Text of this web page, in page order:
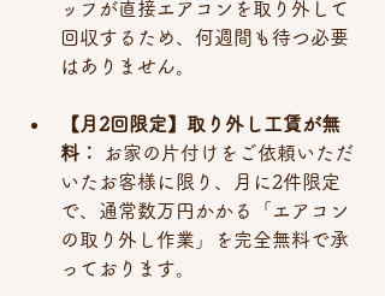
ッフが直接エアコンを取り外して
回収するため、何週間も待つ必要
はありません。
【月2回限定】取り外し工賃が無
料：
お家の片付けをご依頼いただ
いたお客様に限り、月に2件限定
で、通常数万円かかる「エアコン
の取り外し作業」を完全無料で承
っております。